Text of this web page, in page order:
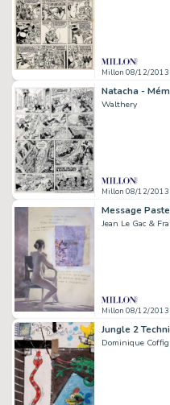
Millon 08/12/2013
Walthery
Millon 08/12/2013
Message
Jean Le Gac &
Millon 08/12/2013
Jungle 2
Dominique